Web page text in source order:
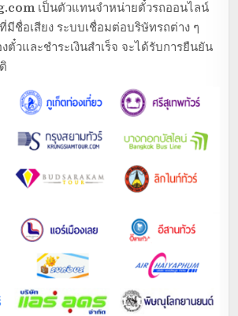
เป็นตัวแทนจำหน่ายตั๋วรถออนไลน์
มีชื่อเสียง ระบบเชื่อมต่อบริษัทรถต่าง ๆ
ตั๋วและชำระเงินสำเร็จ จะได้รับการยืนยัน